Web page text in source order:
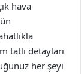
hava
tatlı detayları
her şeyi